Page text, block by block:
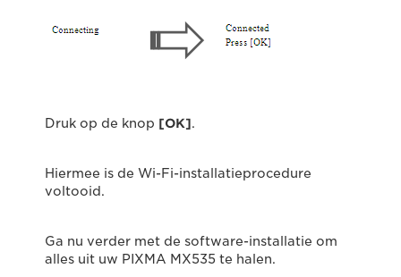
Druk op de knop [OK].
Hiermee is de Wi-Fi-installatieprocedure
voltooid.
Ga nu verder met de software-installatie om
alles uit uw PIXMA MX535 te halen.